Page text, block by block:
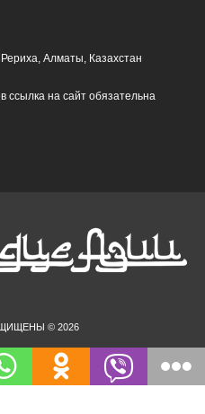
Алматы, Казахстан
ссылка на сайт обязательна
© 2026